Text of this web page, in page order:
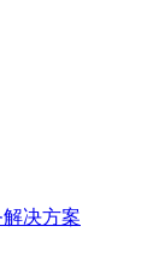
解决方案